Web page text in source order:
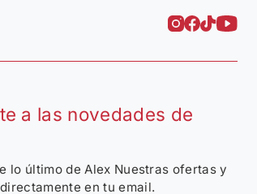
a las novedades de
lo último de Alex Nuestras ofertas y
en tu email.